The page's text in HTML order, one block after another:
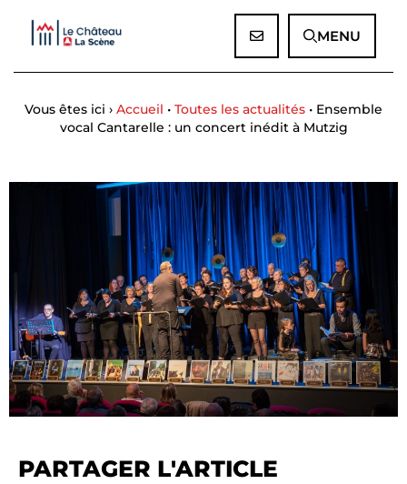
MENU
Vous êtes ici › Accueil • Toutes les actualités • Ensemble
vocal Cantarelle : un concert inédit à Mutzig
PARTAGER L'ARTICLE
Panneau de gestion des cookies